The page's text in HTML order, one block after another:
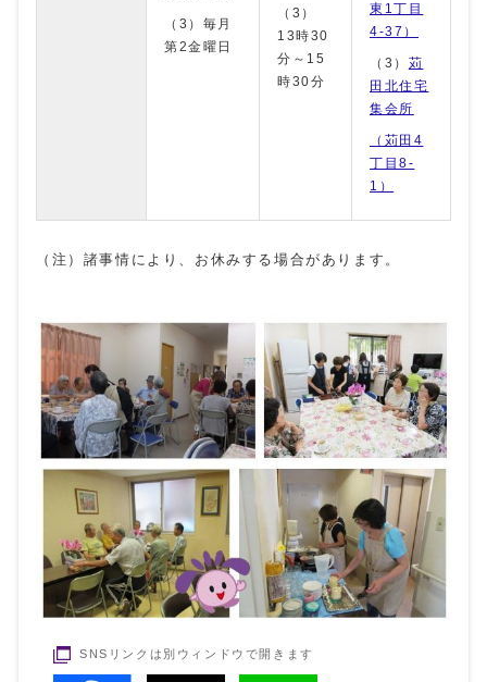
（3）毎月
第2金曜日
（3）
13時30
分～15
時30分
東1丁目
4-37）
（3） 苅
田北住宅
集会所
（苅田4
丁目8-
1）
（注）諸事情により、お休みする場合があります。
SNSリンクは別ウィンドウで開きます